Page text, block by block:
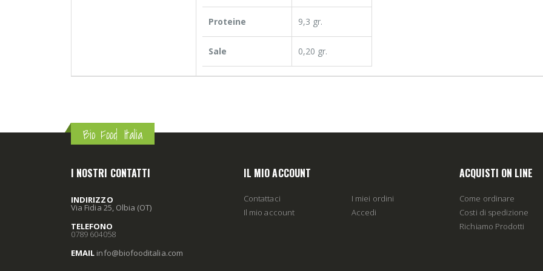
Proteine 9,3 gr.
Sale 0,20 gr.
Bio Food Italia
I NOSTRI CONTATTI
INDIRIZZO
Via Fidia 25, Olbia (OT)
TELEFONO
0789 604058
EMAIL info@biofooditalia.com
IL MIO ACCOUNT
Contattaci
Il mio account
I miei ordini
Accedi
ACQUISTI ON LINE
Come ordinare
Costi di spedizione
Richiamo Prodotti